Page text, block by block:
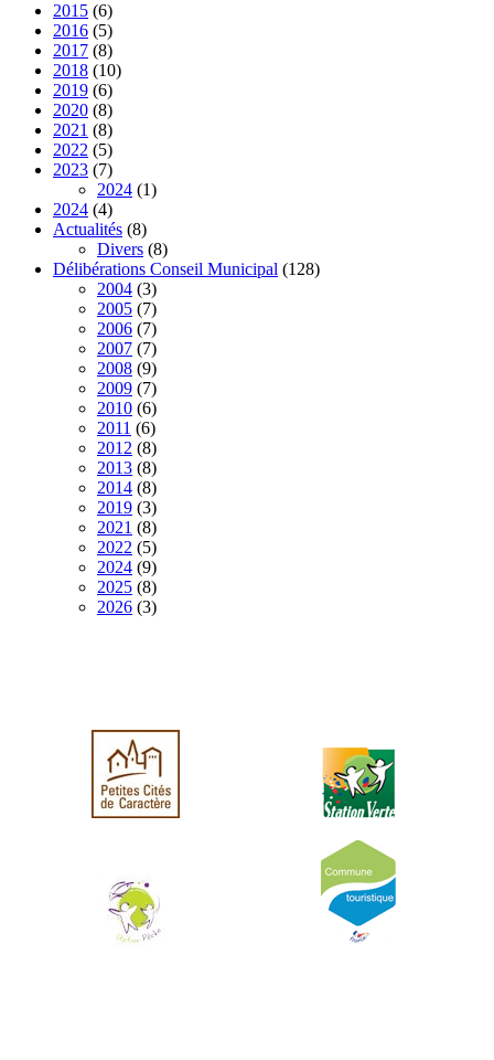
2015 (6)
2016 (5)
2017 (8)
2018 (10)
2019 (6)
2020 (8)
2021 (8)
2022 (5)
2023 (7)
2024 (1)
2024 (4)
Actualités (8)
Divers (8)
Délibérations Conseil Municipal (128)
2004 (3)
2005 (7)
2006 (7)
2007 (7)
2008 (9)
2009 (7)
2010 (6)
2011 (6)
2012 (8)
2013 (8)
2014 (8)
2019 (3)
2021 (8)
2022 (5)
2024 (9)
2025 (8)
2026 (3)